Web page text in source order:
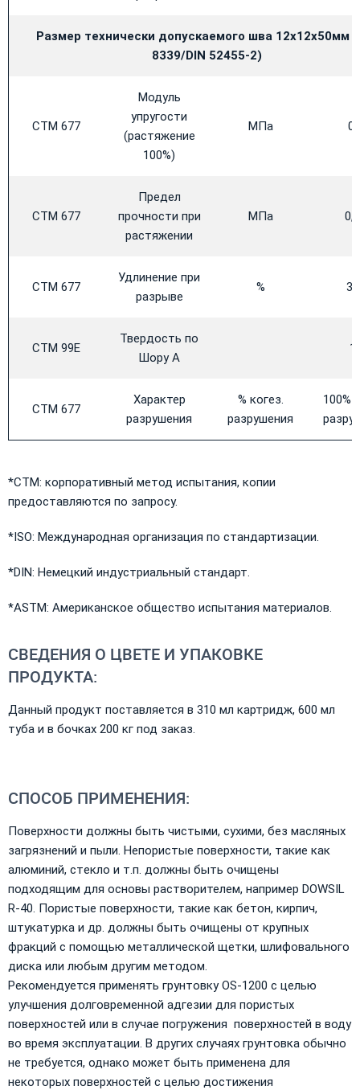
Размер технически допускаемого шва 12х12х50мм (
8339/DIN 52455-2)
CTM 677
Модуль
упругости
(растяжение
100%)
МПа
CTM 677
Предел
прочности при
растяжении
МПа
CTM 677
Удлинение при
разрыве
%
CTM 99E
Твердость по
Шору А
CTM 677
Характер
разрушения
% когез.
разрушения
100%
*CTM: корпоративный метод испытания, копии
предоставляются по запросу.
*ISO: Международная организация по стандартизации.
*DIN: Немецкий индустриальный стандарт.
*ASTM: Американское общество испытания материалов.
СВЕДЕНИЯ О ЦВЕТЕ И УПАКОВКЕ
ПРОДУКТА:
Данный продукт поставляется в 310 мл картридж, 600 мл
туба и в бочках 200 кг под заказ.
СПОСОБ ПРИМЕНЕНИЯ:
Поверхности должны быть чистыми, сухими, без масляных
загрязнений и пыли. Непористые поверхности, такие как
алюминий, стeкло и т.п. должны быть очищены
подходящим для основы растворителем, например DOWSIL
R-40. Пористые поверхности, такие как бетон, кирпич,
штукатурка и др. должны быть очищены от крупных
фракций с помощью металлической щетки, шлифовального
диска или любым другим методом.
Рекомендуется применять грунтовку OS-1200 с целью
улучшения долговременной адгезии для пористых
поверхностей или в случае погружения поверхностей в воду
во время эксплуатации. В других случаях грунтовка обычно
не требуется, однако может быть применена для
некоторых поверхностей с целью достижения